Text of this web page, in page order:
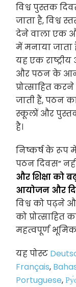
विश्व पुस्तक
जाता है, विश्व
देने वाला एक
में मनाया जाता
यह एक
और पठन के
प्रोत्साहित
जाती हैं, पठन
स्कूलों और
है।
निष्कर्ष के रूप
पठन दिवस”
और शिक्षा को
आयोजन और
विश्व को पढ़ने
को
महत्वपूर्ण
यह पोस्ट
Français,
Portuguese,